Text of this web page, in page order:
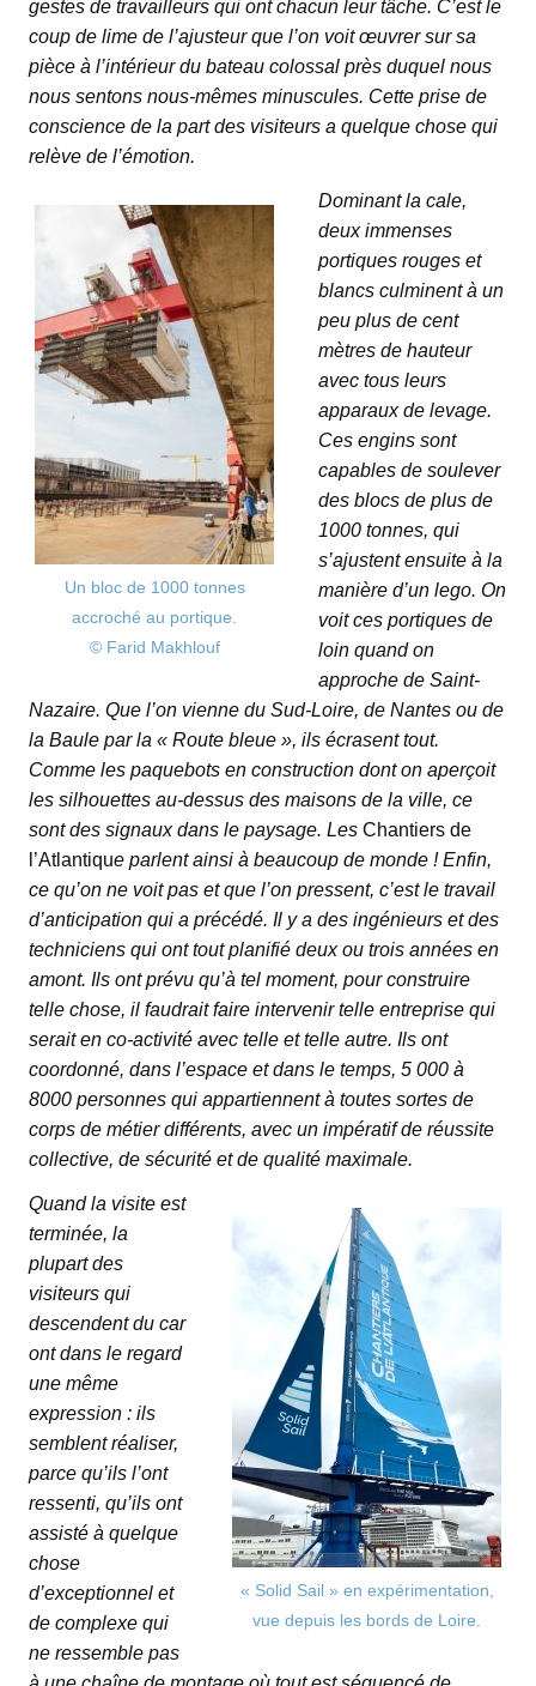
gestes de travailleurs qui ont chacun leur tâche. C’est le
coup de lime de l’ajusteur que l’on voit œuvrer sur sa
pièce à l’intérieur du bateau colossal près duquel nous
nous sentons nous-mêmes minuscules. Cette prise de
conscience de la part des visiteurs a quelque chose qui
relève de l’émotion.
Un bloc de 1000 tonnes
accroché au portique.
© Farid Makhlouf
Dominant la cale,
deux immenses
portiques rouges et
blancs culminent à un
peu plus de cent
mètres de hauteur
avec tous leurs
apparaux de levage.
Ces engins sont
capables de soulever
des blocs de plus de
1000 tonnes, qui
s’ajustent ensuite à la
manière d’un lego. On
voit ces portiques de
loin quand on
approche de Saint-
Nazaire. Que l’on vienne du Sud-Loire, de Nantes ou de
la Baule par la « Route bleue », ils écrasent tout.
Comme les paquebots en construction dont on aperçoit
les silhouettes au-dessus des maisons de la ville, ce
sont des signaux dans le paysage. Les Chantiers de
l’Atlantique parlent ainsi à beaucoup de monde ! Enfin,
ce qu’on ne voit pas et que l’on pressent, c’est le travail
d’anticipation qui a précédé. Il y a des ingénieurs et des
techniciens qui ont tout planifié deux ou trois années en
amont. Ils ont prévu qu’à tel moment, pour construire
telle chose, il faudrait faire intervenir telle entreprise qui
serait en co-activité avec telle et telle autre. Ils ont
coordonné, dans l’espace et dans le temps, 5 000 à
8000 personnes qui appartiennent à toutes sortes de
corps de métier différents, avec un impératif de réussite
collective, de sécurité et de qualité maximale.
« Solid Sail » en expérimentation,
vue depuis les bords de Loire.
Quand la visite est
terminée, la
plupart des
visiteurs qui
descendent du car
ont dans le regard
une même
expression : ils
semblent réaliser,
parce qu’ils l’ont
ressenti, qu’ils ont
assisté à quelque
chose
d’exceptionnel et
de complexe qui
ne ressemble pas